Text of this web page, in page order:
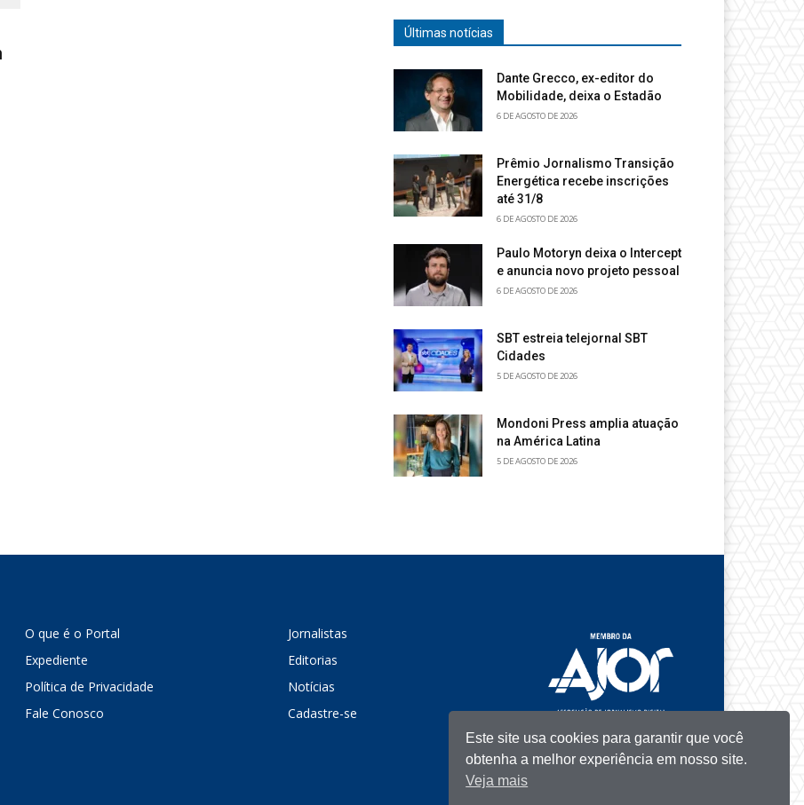
Últimas notícias
Dante Grecco, ex-editor do
Mobilidade, deixa o Estadão
6 DE AGOSTO DE 2026
Prêmio Jornalismo Transição
Energética recebe inscrições
até 31/8
6 DE AGOSTO DE 2026
Paulo Motoryn deixa o Intercept
e anuncia novo projeto pessoal
6 DE AGOSTO DE 2026
SBT estreia telejornal SBT
Cidades
5 DE AGOSTO DE 2026
Mondoni Press amplia atuação
na América Latina
5 DE AGOSTO DE 2026
O que é o Portal
Expediente
Política de Privacidade
Fale Conosco
Jornalistas
Editorias
Notícias
Cadastre-se
Este site usa cookies para garantir que você
obtenha a melhor experiência em nosso site.
Veja mais